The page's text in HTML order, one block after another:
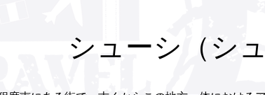
シューシ（シ